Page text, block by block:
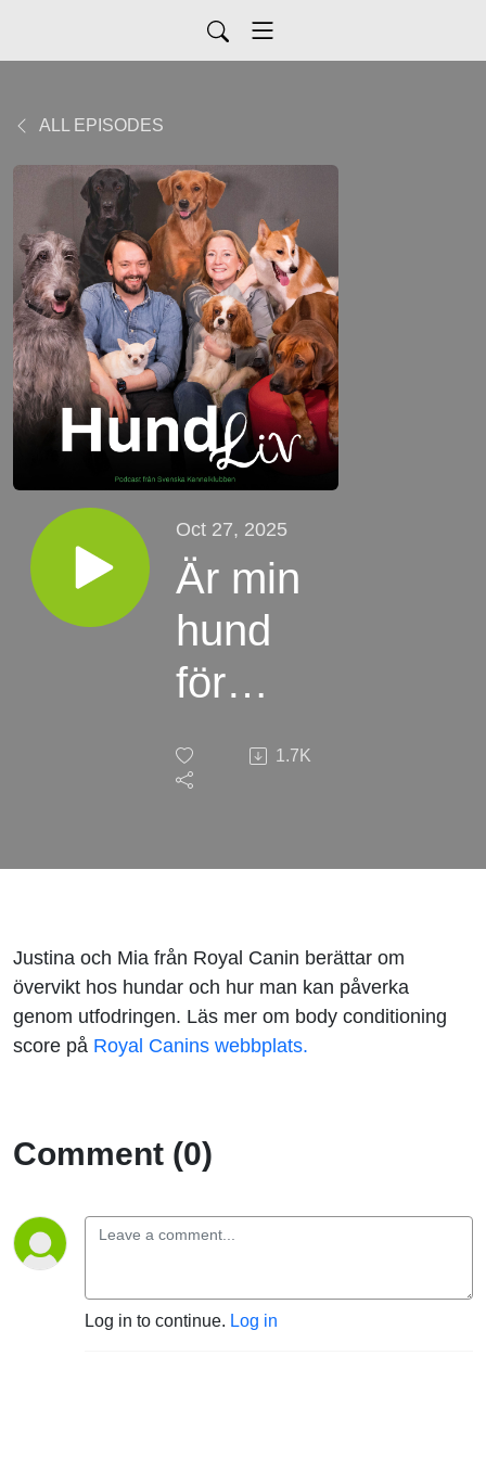
ALL EPISODES
Oct 27, 2025
Är min
hund
för
1.7K
Justina och Mia från Royal Canin berättar om
övervikt hos hundar och hur man kan påverka
genom utfodringen. Läs mer om body conditioning
score på Royal Canins webbplats.
Comment (0)
Log in to continue. Log in